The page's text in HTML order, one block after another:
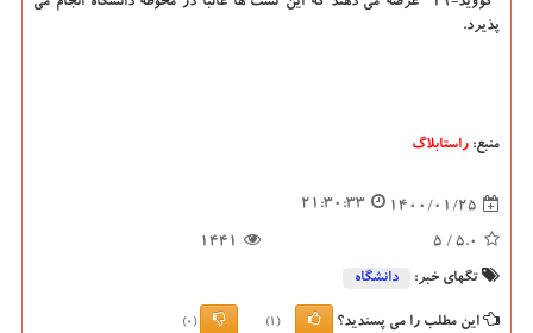
پذیرد.
منبع: راستابلاگ
1400/01/25
21:30:33
5.0
/ 5
1441
تگهای خبر: دانشگاه‌
این مطلب را می پسندید؟ (1)
(0)